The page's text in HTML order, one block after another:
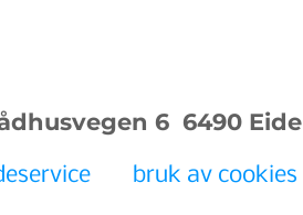
6 6490 Eide
bruk av cookies